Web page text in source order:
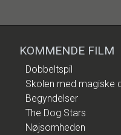
KOMMENDE FILM
Dobbeltspil
Skolen med magiske
Begyndelser
The Dog Stars
Nøjsomheden